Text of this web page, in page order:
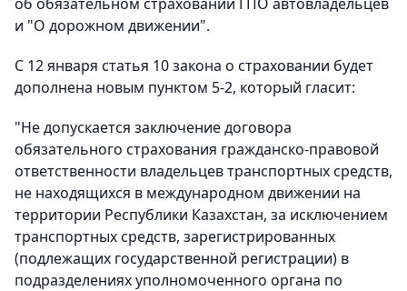
и "О дорожном движении".
С 12 января статья 10 закона о страховании будет
дополнена новым пунктом 5-2, который гласит:
"Не допускается заключение договора
обязательного страхования гражданско-правовой
ответственности владельцев транспортных средств,
не находящихся в международном движении на
территории Республики Казахстан, за исключением
транспортных средств, зарегистрированных
(подлежащих государственной регистрации) в
подразделениях уполномоченного органа по